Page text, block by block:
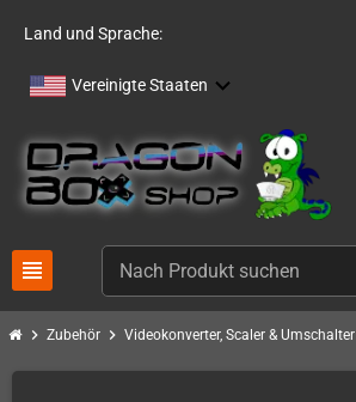
Land und Sprache:
Vereinigte Staaten
view_headline
chevron_right Zubehör chevron_right Videokonverter, Scaler & Umschalter